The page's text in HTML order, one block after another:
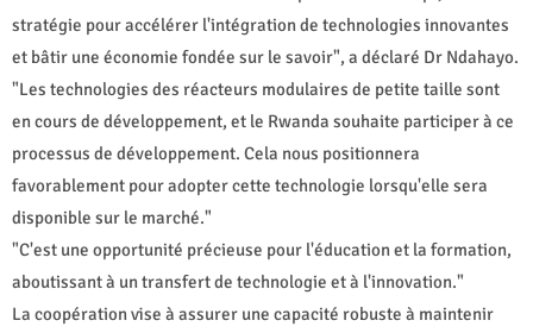
stratégie pour accélérer l'intégration de technologies innovantes
et bâtir une économie fondée sur le savoir", a déclaré Dr Ndahayo.
"Les technologies des réacteurs modulaires de petite taille sont
en cours de développement, et le Rwanda souhaite participer à ce
processus de développement. Cela nous positionnera
favorablement pour adopter cette technologie lorsqu'elle sera
disponible sur le marché."
"C'est une opportunité précieuse pour l'éducation et la formation,
aboutissant à un transfert de technologie et à l'innovation."
La coopération vise à assurer une capacité robuste à maintenir